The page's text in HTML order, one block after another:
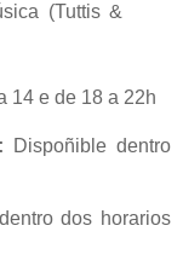
(Tuttis &
14 e de 18 a 22h
Dispoñible dentro
dos horarios